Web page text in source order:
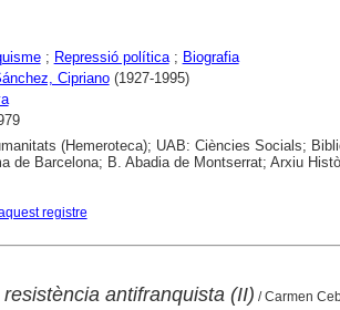
; Repressió política; Biografia
Cipriano(1927-1995)
(Hemeroteca); UAB: Ciències Socials;
de Barcelona; B. Abadia de Montserrat; Arxiu
registre
antifranquista (II) / Carmen